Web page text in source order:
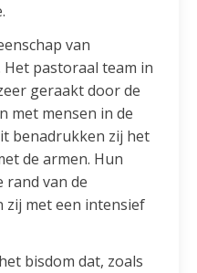
van
Het pastoraal team in
geraakt door de
met mensen in de
benadrukken zij het
de armen. Hun
rand van de
zij met een intensief
bisdom dat, zoals